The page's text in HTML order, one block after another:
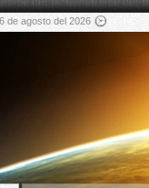
de agosto del 2026